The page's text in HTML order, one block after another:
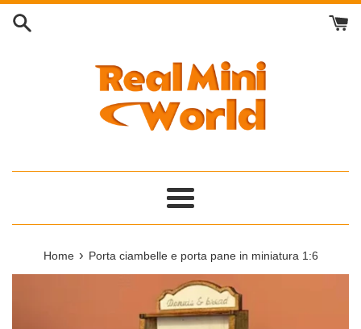
Vai
direttamente
Menu
Home › Porta ciambelle e porta pane in miniatura 1:6